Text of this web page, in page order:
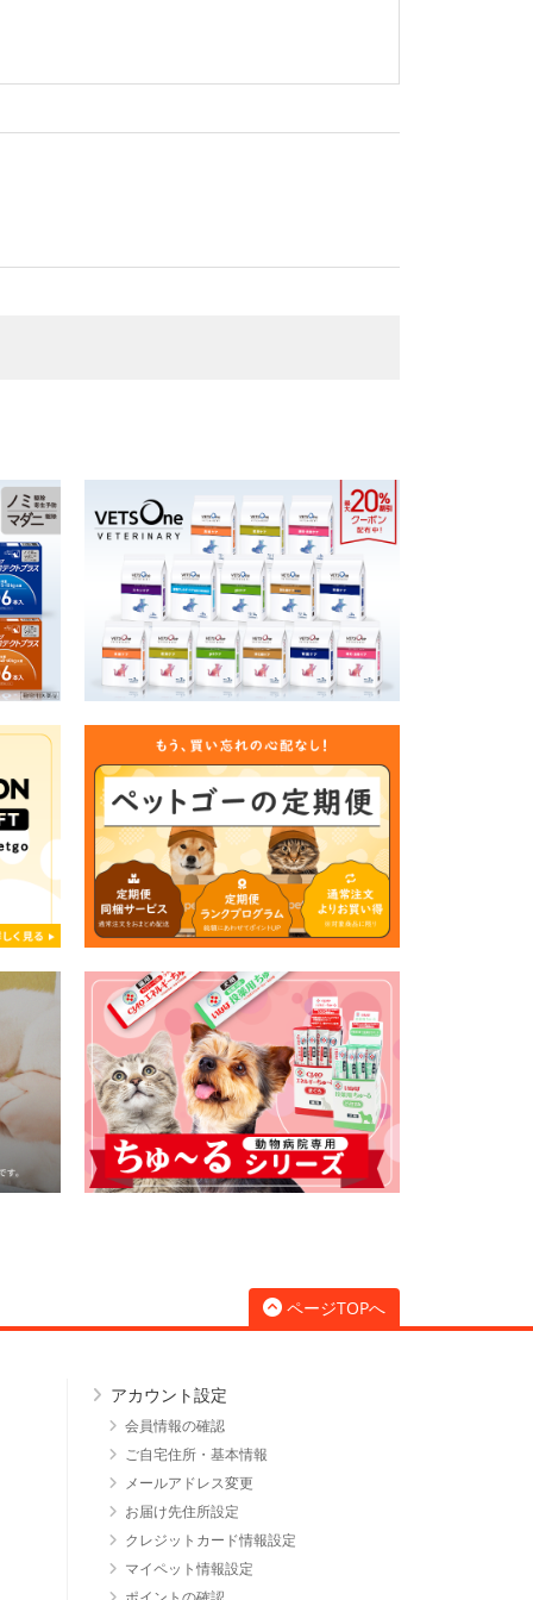
ページTOPへ
アカウント設定
会員情報の確認
ご自宅住所・基本情報
メールアドレス変更
お届け先住所設定
クレジットカード情報設定
マイペット情報設定